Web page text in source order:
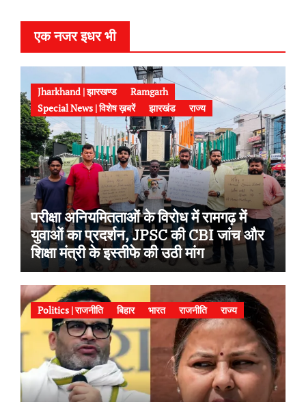
एक नजर इधर भी
Jharkhand | झारखण्ड
Ramgarh
Special News | विशेष ख़बरें
झारखंड राज्य
परीक्षा अनियमितताओं के विरोध में रामगढ़ में
युवाओं का प्रदर्शन, JPSC की CBI जांच और
शिक्षा मंत्री के इस्तीफे की उठी मांग
Politics | राजनीति बिहार भारत राजनीति राज्य